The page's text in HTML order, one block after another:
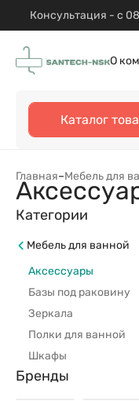
Консультация - с
О
Каталог
Главная–Мебель для
Категории
Мебель для ванной
Аксессуары
Базы под раковину
Зеркала
Полки для ванной
Шкафы
Бренды